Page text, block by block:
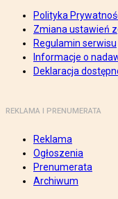
Polityka
Zmiana ustawień
Regulamin serwisu
Informacje o
Deklaracja
REKLAMA I PRENUMERATA
Reklama
Ogłoszenia
Prenumerata
Archiwum